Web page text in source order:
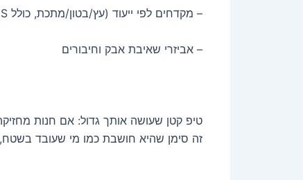
– מקדחים לפי ייעוד (עץ/בטון/מתכת, כולל SDS)
– אביזרי שאיבת אבק וחיבורים
טיפ קטן שעושה אותך גדול: אם חנות
זה סימן שהיא חושבת כמו מי שעובד